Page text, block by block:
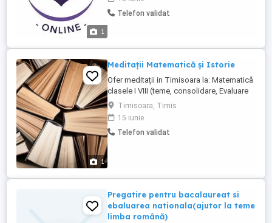
1
psihopedagogic (DPPD nivel 1). Am
experiență în lucrul cu copii și știu să
Telefon validat
1
Meditații Matematică și Istorie
Ofer meditații in Timisoara la: Matematică
clasele I VIII (teme, consolidare, Evaluare
Națională) Istorie Sunt absolventă a
Universității Politehnica Timișoara
Electronică și Telecomunicații şi a
Universității Babeș-Bolyai Istorie. Durata
Timisoara, Timis
15 iunie
Telefon validat
Pregatire pentru bacalaureat si
ebaluarea nationala(ajutor la teme
limba română)